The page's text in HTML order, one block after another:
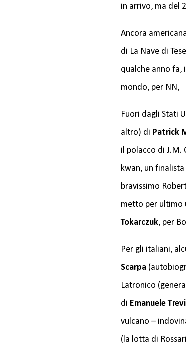
in arrivo, ma del
Ancora
di La Nave di
qualche anno fa,
mondo, per NN,
Fuori dagli Stati
altro) di Patrick
il polacco di J.M.
kwan, un
bravissimo
metto per ultimo
Tokarczuk, per
Per gli italiani,
Scarpa
Latronico
di Emanuele Trevi
vulcano –
(la lotta di